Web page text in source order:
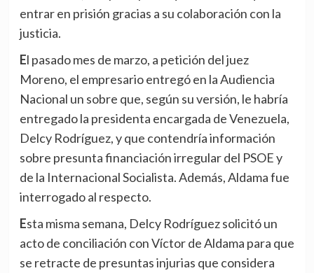
entrar en prisión gracias a su colaboración con la
justicia.
El pasado mes de marzo, a petición del juez
Moreno, el empresario entregó en la Audiencia
Nacional un sobre que, según su versión, le habría
entregado la presidenta encargada de Venezuela,
Delcy Rodríguez, y que contendría información
sobre presunta financiación irregular del PSOE y
de la Internacional Socialista. Además, Aldama fue
interrogado al respecto.
Esta misma semana, Delcy Rodríguez solicitó un
acto de conciliación con Víctor de Aldama para que
se retracte de presuntas injurias que considera